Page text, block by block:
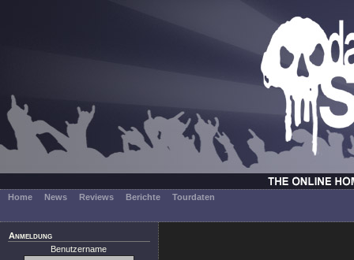
Home News Reviews Berichte Tourdaten
Anmeldung
Benutzername